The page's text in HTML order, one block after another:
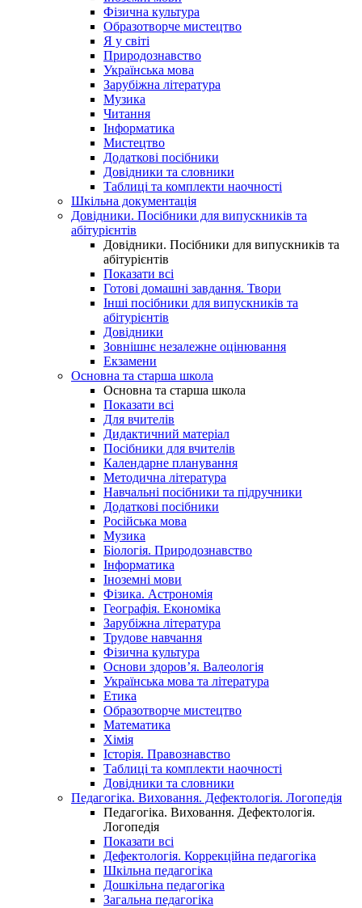
Фізична культура
Образотворче мистецтво
Я у світі
Природознавство
Українська мова
Зарубіжна література
Музика
Читання
Інформатика
Мистецтво
Додаткові посібники
Довідники та словники
Таблиці та комплекти наочності
Шкільна документація
Довідники. Посібники для випускників та
абітурієнтів
Довідники. Посібники для випускників та
абітурієнтів
Показати всі
Готові домашні завдання. Твори
Інші посібники для випускників та
абітурієнтів
Довідники
Зовнішнє незалежне оцінювання
Екзамени
Основна та старша школа
Основна та старша школа
Показати всі
Для вчителів
Дидактичний матеріал
Посібники для вчителів
Календарне планування
Методична література
Навчальні посібники та підручники
Додаткові посібники
Російська мова
Музика
Біологія. Природознавство
Інформатика
Іноземні мови
Фізика. Астрономія
Географія. Економіка
Зарубіжна література
Трудове навчання
Фізична культура
Основи здоров’я. Валеологія
Українська мова та література
Етика
Образотворче мистецтво
Математика
Хімія
Історія. Правознавство
Таблиці та комплекти наочності
Довідники та словники
Педагогіка. Виховання. Дефектологія. Логопедія
Педагогіка. Виховання. Дефектологія.
Логопедія
Показати всі
Дефектологія. Коррекційна педагогіка
Шкільна педагогіка
Дошкільна педагогіка
Загальна педагогіка